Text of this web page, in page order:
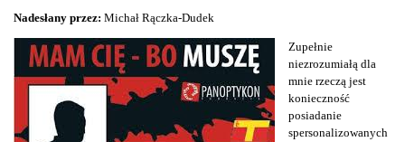
Nadesłany przez: Michał Rączka-Dudek
Zupełnie
niezrozumiałą dla
mnie rzeczą jest
konieczność
posiadanie
spersonalizowanych